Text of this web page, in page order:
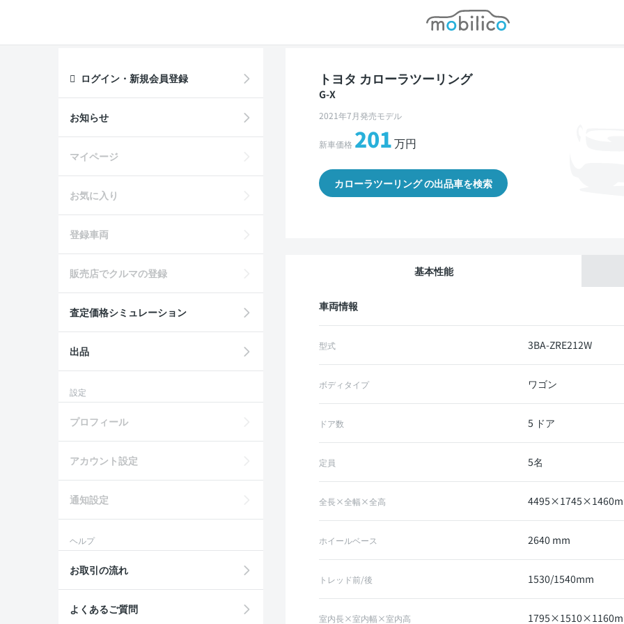
モビリコ
トヨタ カローラツーリング
G-X
2021年7月発売モデル
新車価格 201万円
カローラツーリング の出品車を検索
基本性能
車両情報
型式 3BA-ZRE212W
ボディタイプ ワゴン
ドア数 5 ドア
定員 5名
全長×全幅×全高
ホイールベース 2640 mm
トレッド前/後 1530/1540mm
室内長×室内幅×室内高
ログイン・新規会員登録
お知らせ
マイページ
お気に入り
登録車両
販売店でクルマの登録
査定価格シミュレーション
出品
設定
プロフィール
アカウント設定
通知設定
ヘルプ
お取引の流れ
よくあるご質問